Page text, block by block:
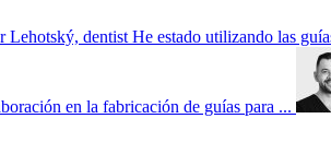
Lehotský, dentist He estado utilizando las
en la fabricación de guías para ...